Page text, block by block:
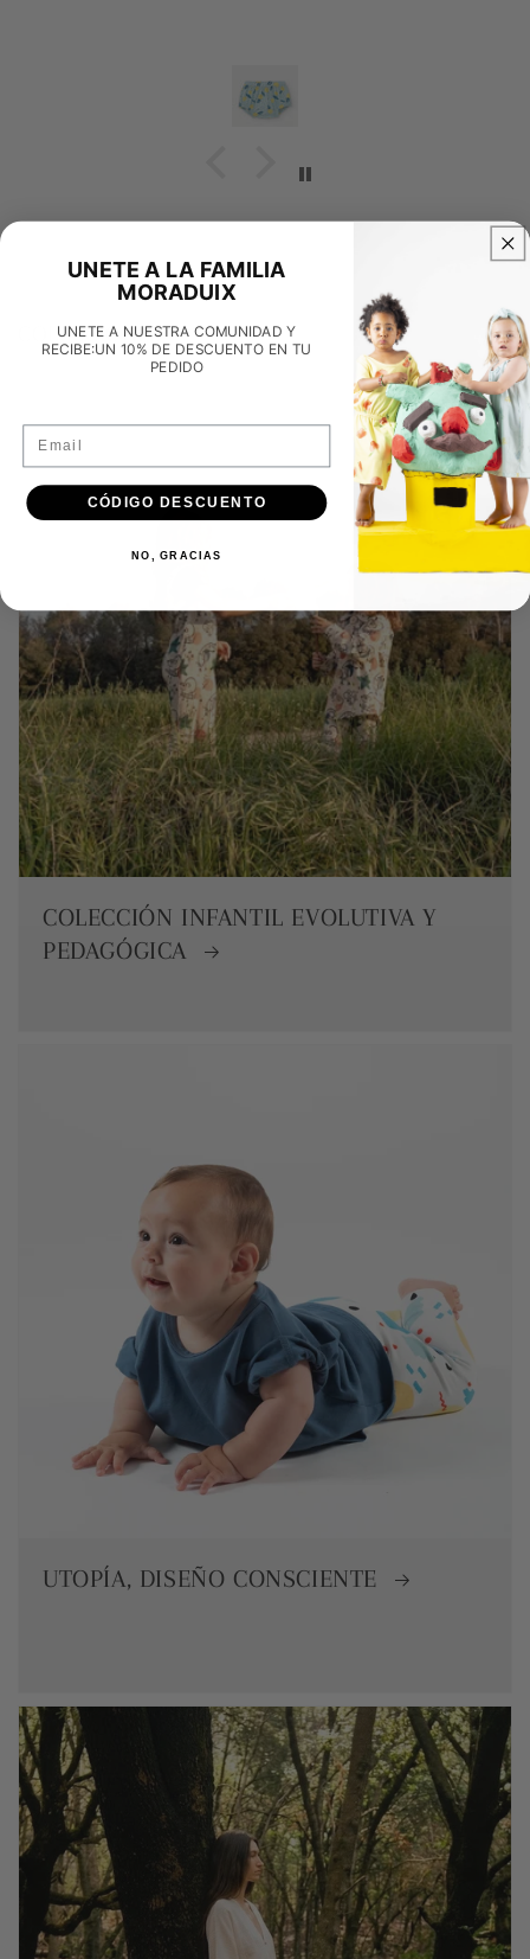
COLECCIONES
COLECCIÓN INFANTIL EVOLUTIVA Y
PEDAGÓGICA
UTOPÍA, DISEÑO CONSCIENTE
UNETE A LA FAMILIA
MORADUIX
UNETE A NUESTRA COMUNIDAD Y
RECIBE:UN 10% DE DESCUENTO EN TU
PEDIDO
Email
CÓDIGO DESCUENTO
NO, GRACIAS